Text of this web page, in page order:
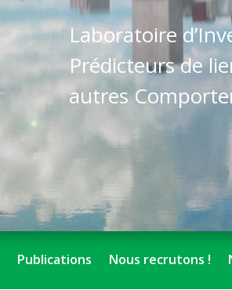
Laboratoire
Prédicteurs de
autres
Publications Nous recrutons !